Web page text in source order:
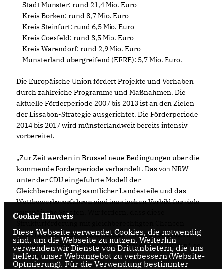
Stadt Münster: rund 21,4 Mio. Euro
Kreis Borken: rund 8,7 Mio. Euro
Kreis Steinfurt: rund 6,5 Mio. Euro
Kreis Coesfeld: rund 3,5 Mio. Euro
Kreis Warendorf: rund 2,9 Mio. Euro
Münsterland übergreifend (EFRE): 5,7 Mio. Euro.
Die Europäische Union fördert Projekte und Vorhaben
durch zahlreiche Programme und Maßnahmen. Die
aktuelle Förderperiode 2007 bis 2013 ist an den Zielen
der Lissabon-Strategie ausgerichtet. Die Förderperiode
2014 bis 2017 wird münsterlandweit bereits intensiv
vorbereitet.
Zur Zeit werden in Brüssel neue Bedingungen über die
kommende Förderperiode verhandelt. Das von NRW
unter der CDU eingeführte Modell der
Gleichberechtigung sämtlicher Landesteile und das
Wettbewerbsverfahren sind inzwischen Vorbild für viele
europäische Staaten. Wir fordern, dass diese
weitergeführt wird und nicht nur – wie zu rot-grünen
Zeiten – EU-Fördergelder in Ballungsgebiete fließen“, so
Jostmeier.
Cookie Hinweis
Diese Webseite verwendet Cookies, die notwendig
sind, um die Webseite zu nutzen. Weiterhin
verwenden wir Dienste von Drittanbietern, die uns
helfen, unser Webangebot zu verbessern (Website-
Optmierung). Für die Verwendung bestimmter